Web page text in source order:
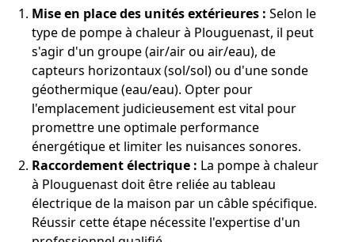
Mise en place des unités extérieures : Selon le
type de pompe à chaleur à Plouguenast, il peut
s'agir d'un groupe (air/air ou air/eau), de
capteurs horizontaux (sol/sol) ou d'une sonde
géothermique (eau/eau). Opter pour
l'emplacement judicieusement est vital pour
promettre une optimale performance
énergétique et limiter les nuisances sonores.
Raccordement électrique : La pompe à chaleur
à Plouguenast doit être reliée au tableau
électrique de la maison par un câble spécifique.
Réussir cette étape nécessite l'expertise d'un